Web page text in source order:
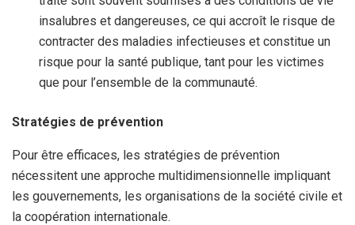
insalubres et dangereuses, ce qui accroît le risque de
contracter des maladies infectieuses et constitue un
risque pour la santé publique, tant pour les victimes
que pour l’ensemble de la communauté.
Stratégies de prévention
Pour être efficaces, les stratégies de prévention
nécessitent une approche multidimensionnelle impliquant
les gouvernements, les organisations de la société civile et
la coopération internationale.